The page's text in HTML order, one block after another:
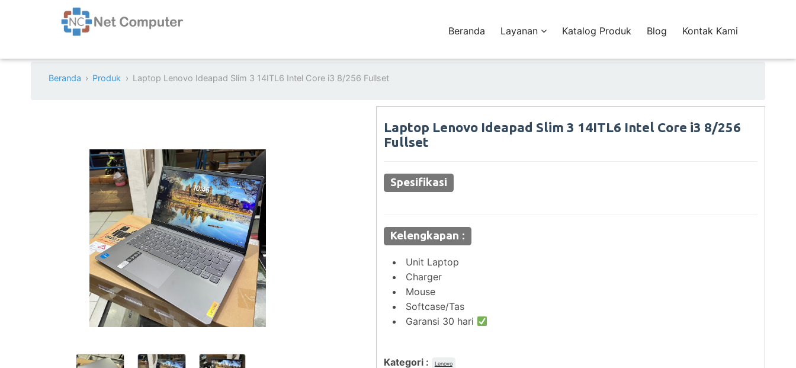
Beranda Layanan Katalog Produk Blog Kontak Kami
Beranda Produk Laptop Lenovo Ideapad Slim 3 14ITL6 Intel Core i3 8/256 Fullset
Laptop Lenovo Ideapad Slim 3 14ITL6 Intel Core i3 8/256
Fullset
Spesifikasi
Kelengkapan :
Unit Laptop
Charger
Mouse
Softcase/Tas
Garansi 30 hari
Kategori : Lenovo